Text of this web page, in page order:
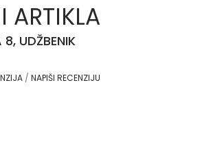
ARTIKLA
UDŽBENIK
/ NAPIŠI RECENZIJU